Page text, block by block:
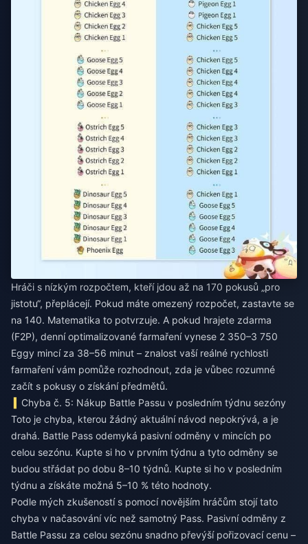
Hráči s nízkým rozpočtem, kteří jdou až na 170 pokusů „pro
jistotu“, přeplácejí. Pokud máte omezený rozpočet, zastavte se
na 140. Matematika to potvrzuje. A pokud hrajete zdarma
(F2P), denní optimalizované farmaření vynese 2 350–3 750
Eggy mincí za 38–56 minut – znalost vaší reálné rychlosti
farmaření vám pomůže rozhodnout, zda je vůbec rozumné
začít s pokusy o získání předmětů.
Chyba č. 5: Nákup Battle Passu v posledním týdnu sezóny
Toto je chyba, kterou žádný aktuální návod nepokrývá, a je
drahá. Battle Pass odemyká pasivní odměny v mincích po
celou sezónu. Kupte si ho v prvním týdnu a tyto odměny se
budou střádat po dobu 8–10 týdnů. Kupte si ho v posledním
týdnu a získáte možná 5–10 % této hodnoty.
Podle mých zkušeností s pomocí novějším hráčům stojí tato
chyba v načasování víc než samotný Pass. Pasivní odměny z
Battle Passu za celou sezónu snadno převýší pořizovací cenu –